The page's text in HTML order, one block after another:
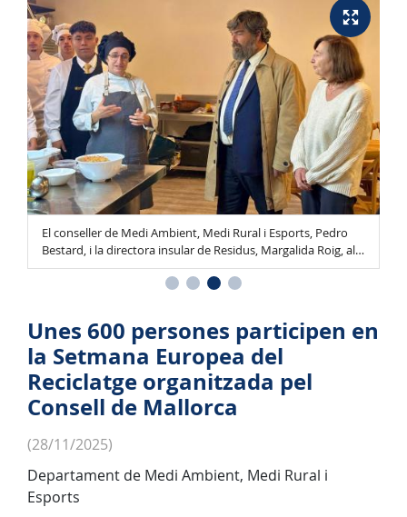
El conseller de Medi Ambient, Medi Rural i Esports, Pedro
Bestard, i la directora insular de Residus, Margalida Roig, al
curs de cuina ofert per Cati Pons.
Unes 600 persones participen en
la Setmana Europea del
Reciclatge organitzada pel
Consell de Mallorca
(28/11/2025)
Departament de Medi Ambient, Medi Rural i
Esports